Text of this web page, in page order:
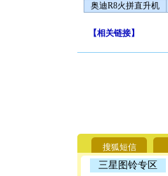
奥迪R8火拼直升机
【相关链接】
搜狐短信
三星图铃专区